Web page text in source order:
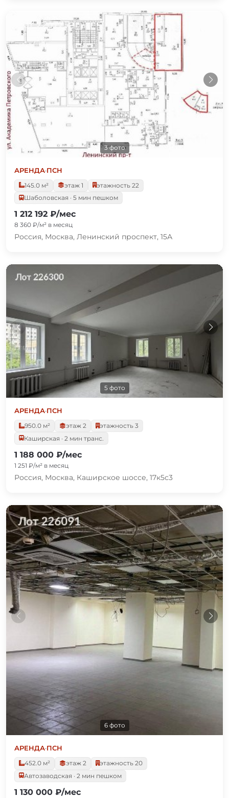
3 фото
АРЕНДА·ПСН
145.0 м²
этаж 1
этажность 22
Шаболовская · 5 мин пешком
1 212 192 ₽/мес
8 360 ₽/м² в месяц
Россия, Москва, Ленинский проспект, 15А
5 фото
АРЕНДА·ПСН
950.0 м²
этаж 2
этажность 3
Каширская · 2 мин транс.
1 188 000 ₽/мес
1 251 ₽/м² в месяц
Россия, Москва, Каширское шоссе, 17к5с3
6 фото
АРЕНДА·ПСН
452.0 м²
этаж 2
этажность 20
Автозаводская · 2 мин пешком
1 130 000 ₽/мес